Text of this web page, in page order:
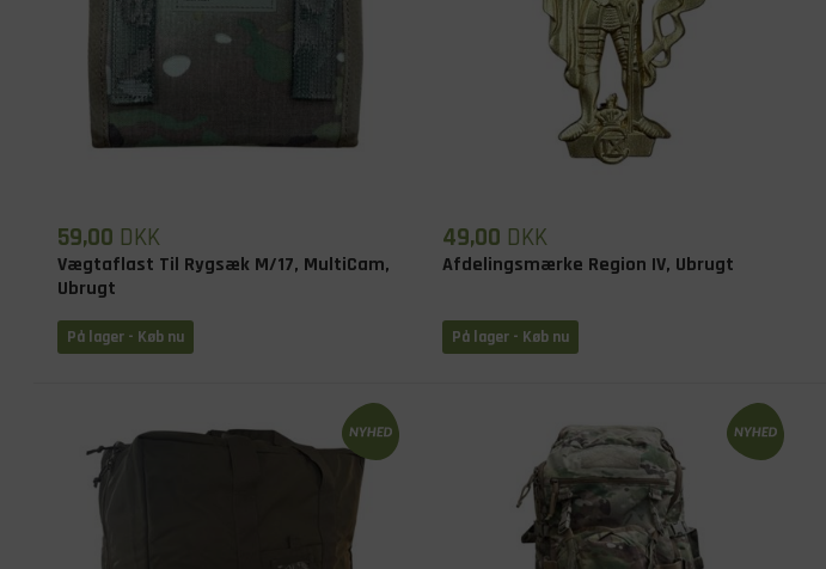
59,00 DKK
Vægtaflast Til Rygsæk M/17, MultiCam,
Ubrugt
På lager - Køb nu
49,00 DKK
Afdelingsmærke Region IV, Ubrugt
På lager - Køb nu